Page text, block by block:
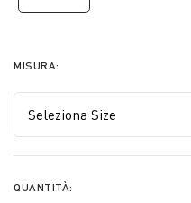
MISURA:
QUANTITÀ: